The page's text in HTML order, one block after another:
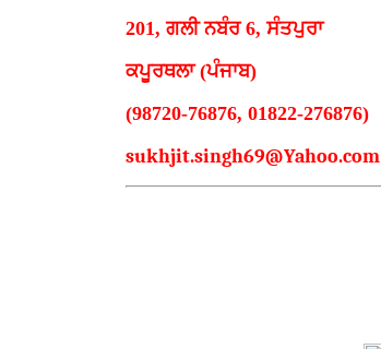
201, ਗਲੀ ਨਬੰਰ 6, ਸੰਤਪੁਰਾ
ਕਪੂਰਥਲਾ (ਪੰਜਾਬ)
(98720-76876, 01822-276876)
sukhjit.singh69@Yahoo.com